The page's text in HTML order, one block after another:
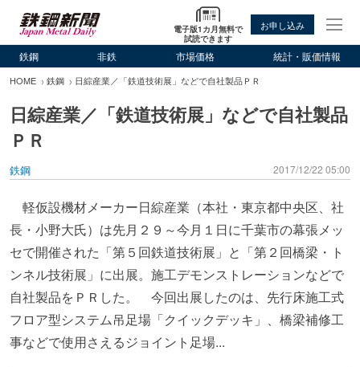
電子版1カ月無料で
試読できます
お申し込み
鉄鋼 非鉄 市場価格 統計・販価情報
HOME 鉄鋼 日綜産業／「鉄道技術展」などで自社製品ＰＲ
日綜産業／「鉄道技術展」などで自社製品
ＰＲ
鉄鋼 2017/12/22 05:00
軽仮設機材メーカー日綜産業（本社・東京都中央区、社
長・小野大氏）は先月２９～今月１日に千葉市の幕張メッ
セで開催された「第５回鉄道技術展」と「第２回橋梁・ト
ンネル技術展」に出展。施工デモンストレーションなどで
自社製品をＰＲした。 今回出展したのは、先行床施工式
フロア型システム吊足場「クイックデッキ」、橋梁補修工
事などで使用さえるジョイント足場...